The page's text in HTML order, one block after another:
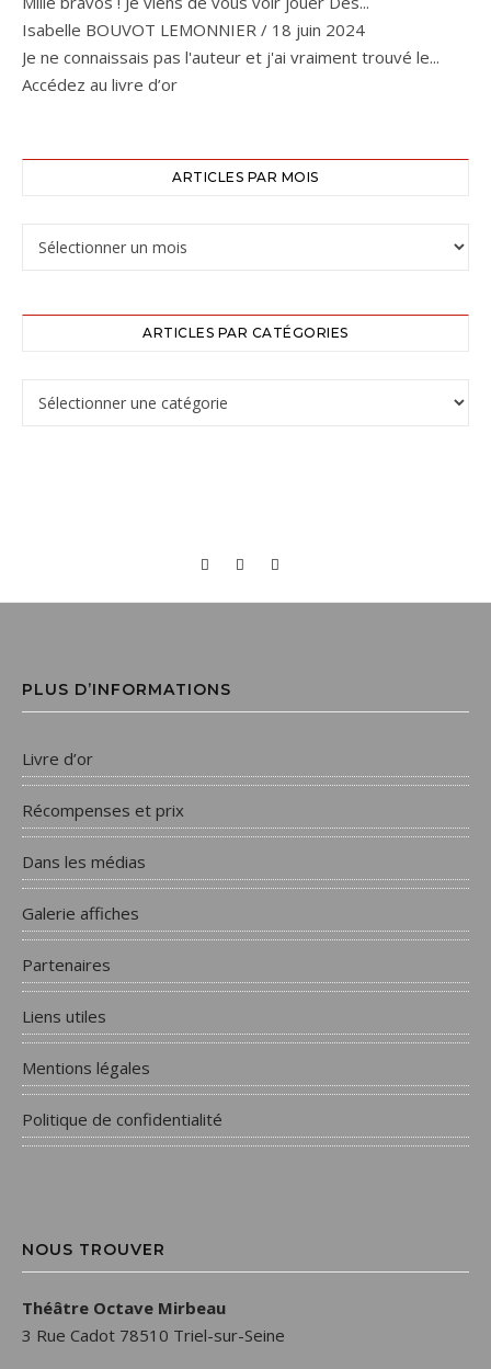
Isabelle BOUVOT LEMONNIER / 18 juin 2024
Je ne connaissais pas l'auteur et j'ai vraiment trouvé le...
Accédez au livre d’or
ARTICLES PAR MOIS
ARTICLES PAR CATÉGORIES
PLUS D’INFORMATIONS
Livre d’or
Récompenses et prix
Dans les médias
Galerie affiches
Partenaires
Liens utiles
Mentions légales
Politique de confidentialité
NOUS TROUVER
Théâtre Octave Mirbeau
3 Rue Cadot 78510 Triel-sur-Seine